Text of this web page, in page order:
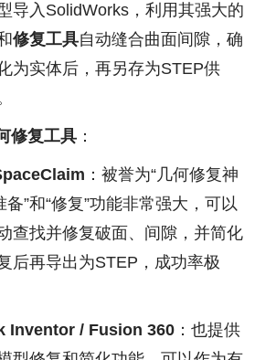
导入SolidWorks，利用其强大的
修复工具自动缝合曲面间隙，确
为实体后，再另存为STEP供
修复工具 ：
：被誉为“几何修复神
备”和“修复”功能非常强大，可以
查找并修复破面、间隙，并简化
后再导出为STEP，成功率极
Inventor / Fusion 360 ：也提供